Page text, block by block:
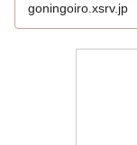
goningoiro.xsrv.jp